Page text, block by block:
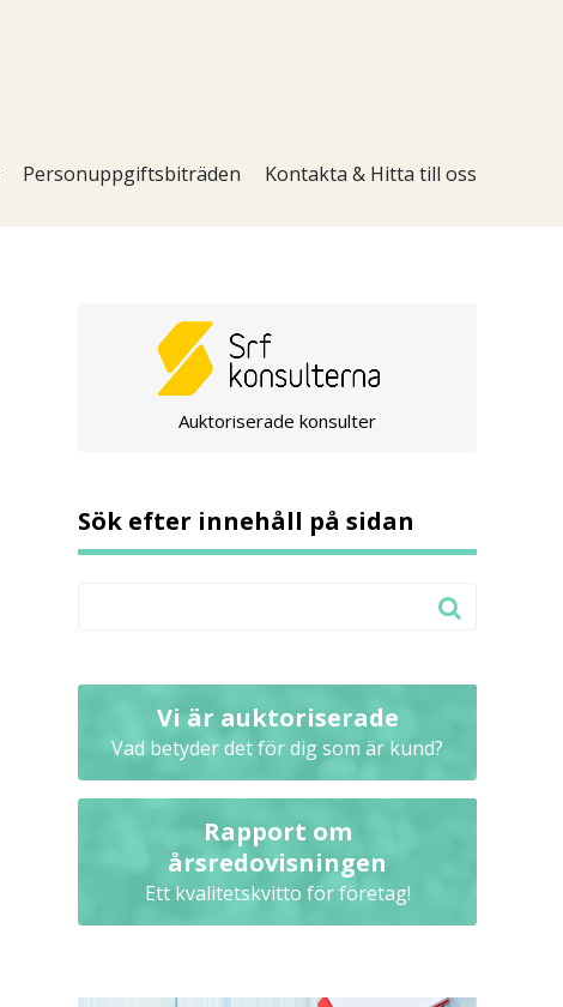
Personuppgiftsbiträden Kontakta & Hitta till oss
Auktoriserade konsulter
Sök efter innehåll på sidan
Vi är auktoriserade
Vad betyder det för dig som är kund?
Rapport om
årsredovisningen
Ett kvalitetskvitto för företag!